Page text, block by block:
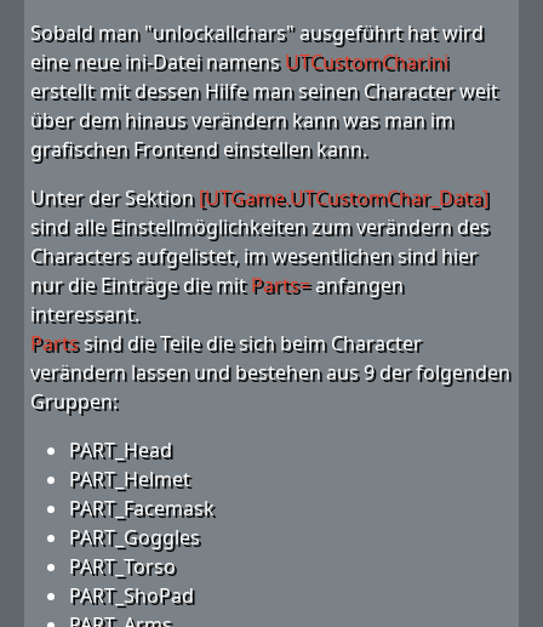
Sobald man "unlockallchars" ausgeführt hat wird
eine neue ini-Datei namensUTCustomChar.ini
erstellt mit dessen Hilfe man seinen Character weit
über dem hinaus verändern kann was man im
grafischen Frontend einstellen kann.
Unter der Sektion[UTGame.UTCustomChar_Data]
sind alle Einstellmöglichkeiten zum verändern des
Characters aufgelistet, im wesentlichen sind hier
nur die Einträge die mitParts=anfangen
interessant.
Partssind die Teile die sich beim Character
verändern lassen und bestehen aus 9 der folgenden
Gruppen:
PART_Head
PART_Helmet
PART_Facemask
PART_Goggles
PART_Torso
PART_ShoPad